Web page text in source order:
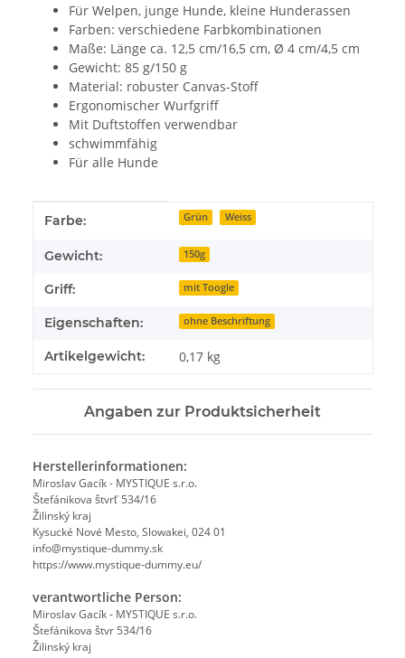
Für Welpen, junge Hunde, kleine Hunderassen
Farben: verschiedene Farbkombinationen
Maße: Länge ca. 12,5 cm/16,5 cm, Ø 4 cm/4,5 cm
Gewicht: 85 g/150 g
Material: robuster Canvas-Stoff
Ergonomischer Wurfgriff
Mit Duftstoffen verwendbar
schwimmfähig
Für alle Hunde
Produkteigenschaft
Wert
Farbe: Grün Weiss
Gewicht: 150g
Griff: mit Toogle
Eigenschaften: ohne Beschriftung
Artikelgewicht: 0,17 kg
Angaben zur Produktsicherheit
Herstellerinformationen:
Miroslav Gacík - MYSTIQUE s.r.o.
Štefánikova štvrť 534/16
Žilinský kraj
Kysucké Nové Mesto, Slowakei, 024 01
info@mystique-dummy.sk
https://www.mystique-dummy.eu/
verantwortliche Person:
Miroslav Gacík - MYSTIQUE s.r.o.
Štefánikova štvr 534/16
Žilinský kraj